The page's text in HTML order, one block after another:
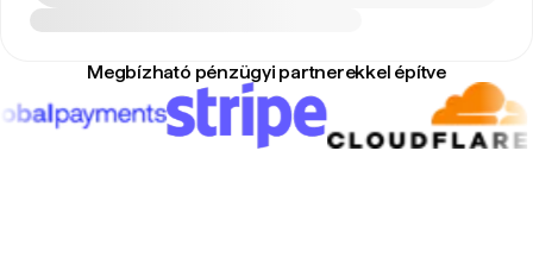
Megbízható pénzügyi partnerekkel építve